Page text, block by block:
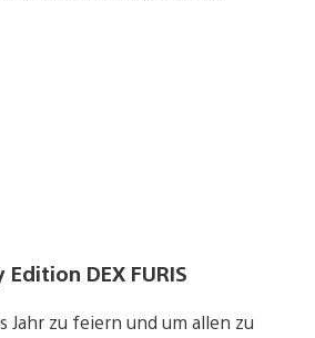
DEX FURIS
Jahr zu feiern und um allen zu